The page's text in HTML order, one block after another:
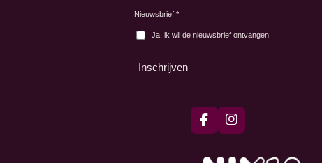
Nieuwsbrief *
Ja, ik wil de nieuwsbrief ontvangen
Inschrijven
F
a
I
n